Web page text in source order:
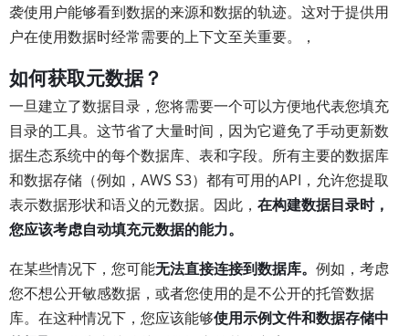
袭使用户能够看到数据的来源和数据的轨迹。这对于提供用
户在使用数据时经常需要的上下文至关重要。，
如何获取元数据？
一旦建立了数据目录，您将需要一个可以方便地代表您填充
目录的工具。这节省了大量时间，因为它避免了手动更新数
据生态系统中的每个数据库、表和字段。所有主要的数据库
和数据存储（例如，AWS S3）都有可用的API，允许您提取
表示数据形状和语义的元数据。因此， 在构建数据目录时，
您应该考虑自动填充元数据的能力。
在某些情况下，您可能无法直接连接到数据库。 例如，考虑
您不想公开敏感数据，或者您使用的是不公开的托管数据
库。在这种情况下，您应该能够使用示例文件和数据存储中